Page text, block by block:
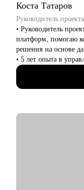
Коста Татаров
• Руководитель
платформ, помогаю
решения на основе
• 5 лет опыта в
администратора до
принимал на работу
• Спикер, it-